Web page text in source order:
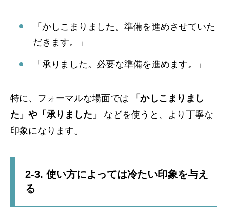
「かしこまりました。準備を進めさせていた
だきます。」
「承りました。必要な準備を進めます。」
特に、フォーマルな場面では
「かしこまりまし
た」や「承りました」
などを使うと、より丁寧な
印象になります。
2-3. 使い方によっては冷たい印象を与え
る